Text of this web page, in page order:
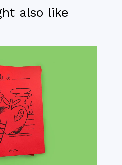
also like